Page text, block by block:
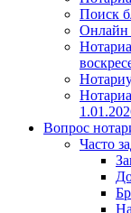
Поиск
Онлайн
Вопрос
Часто